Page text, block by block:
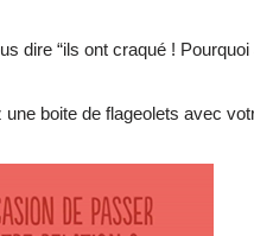
dire “ils ont craqué ! Pourquoi
boite de flageolets avec